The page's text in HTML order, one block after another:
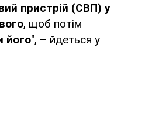
пристрій (СВП) у
, щоб потім
його", – йдеться у